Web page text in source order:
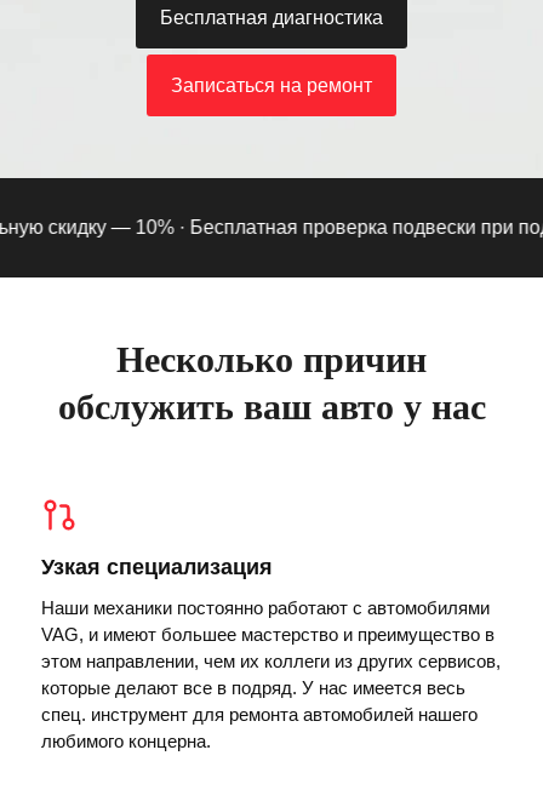
Бесплатная диагностика
Записаться на ремонт
скидку — 10% ·Бесплатная проверка подвески при
Несколько причин
обслужить ваш авто у нас
Узкая специализация
Наши механики постоянно работают с автомобилями
VAG, и имеют большее мастерство и преимущество в
этом направлении, чем их коллеги из других сервисов,
которые делают все в подряд. У нас имеется весь
спец. инструмент для ремонта автомобилей нашего
любимого концерна.